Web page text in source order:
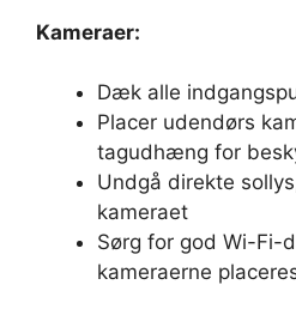
Kameraer:
Dæk alle
Placer udendørs
tagudhæng for
Undgå direkte
kameraet
Sørg for god Wi-Fi-
kameraerne